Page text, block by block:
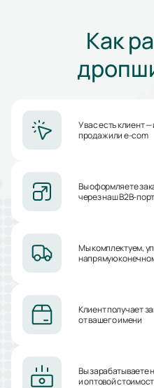
Как
У вас есть клиент
продаж или e-com
Вы оформляете
через наш B2B-
Мы комплектуем,
напрямую
Клиент получает
от вашего имени
Вы зарабатываете
и оптовой